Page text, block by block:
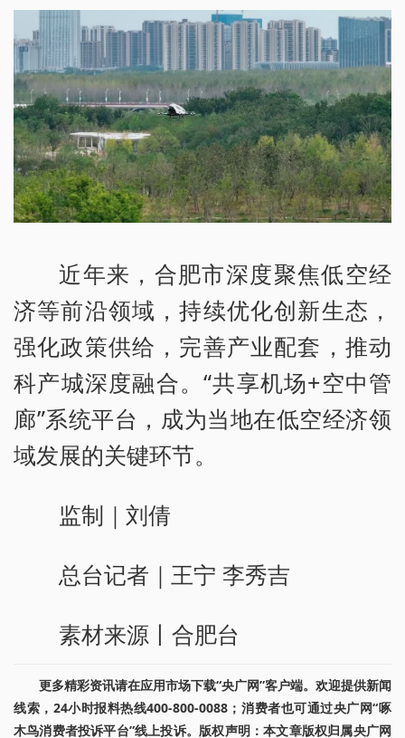
近年来，合肥市深度聚焦低空经
济等前沿领域，持续优化创新生态，
强化政策供给，完善产业配套，推动
科产城深度融合。“共享机场+空中管
廊”系统平台，成为当地在低空经济领
域发展的关键环节。
监制｜刘倩
总台记者｜王宁 李秀吉
素材来源丨合肥台
更多精彩资讯请在应用市场下载“央广网”客户端。欢迎提供新闻
线索，24小时报料热线400-800-0088；消费者也可通过央广网“啄
木鸟消费者投诉平台”线上投诉。版权声明：本文章版权归属央广网